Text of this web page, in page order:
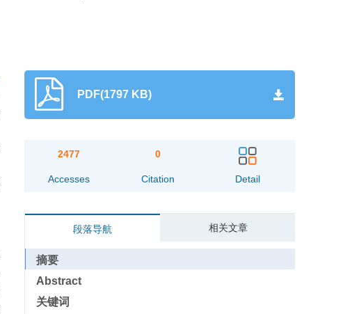
PDF(1797 KB)
2477
Accesses
0
Citation Detail
段落导航 相关文章
摘要
Abstract
关键词